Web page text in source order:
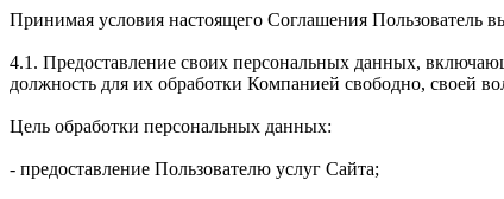
Принимая условия настоящего Соглашения Пользователь
4.1. Предоставление своих персональных данных,
должность для их обработки Компанией свободно, своей
Цель обработки персональных данных:
- предоставление Пользователю услуг Сайта;